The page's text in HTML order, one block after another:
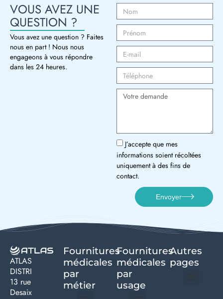
VOUS AVEZ UNE
QUESTION ?
Vous avez une question ? Faites
nous en part ! Nous nous
engageons à vous répondre
dans les 24 heures.
J’accepte que mes
informations soient récoltées
uniquement à des fins de
contact.
Envoyer
ATLAS
DISTRI
13 rue
Desaix
Fournitures
médicales
par
métier
Fournitures
médicales
par
usage ​
Autres
pages